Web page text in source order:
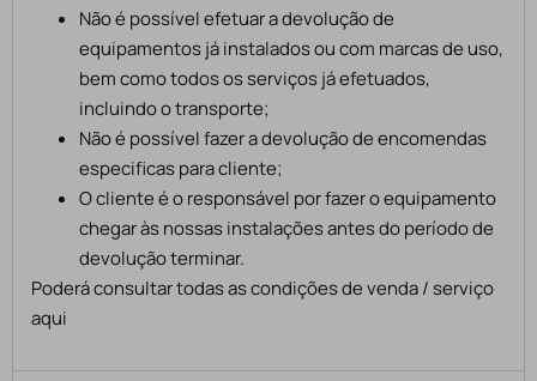
Não é possível efetuar a devolução de
equipamentos já instalados ou com marcas de uso,
bem como todos os serviços já efetuados,
incluindo o transporte;
Não é possível fazer a devolução de encomendas
especificas para cliente;
O cliente é o responsável por fazer o equipamento
chegar às nossas instalações antes do período de
devolução terminar.
Poderá consultar todas as condições de venda / serviço
aqui